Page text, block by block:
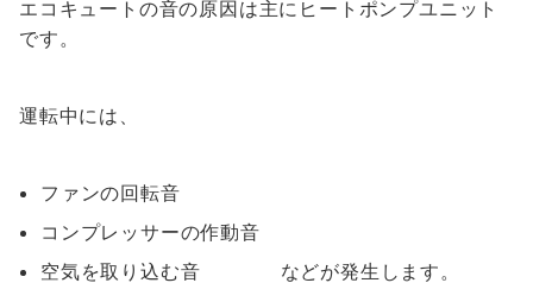
エコキュートの音の原因は主にヒートポンプユニット
です。
運転中には、
ファンの回転音
コンプレッサーの作動音
空気を取り込む音 などが発生します。